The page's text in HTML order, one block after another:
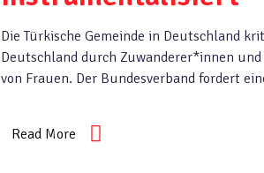
Die Türkische Gemeinde in Deutschland
Deutschland durch Zuwanderer*innen
von Frauen. Der Bundesverband fordert
Read More